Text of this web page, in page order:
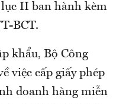
II ban hành kèm
BCT.
khẩu, Bộ Công
việc cấp giấy phép
doanh hàng miễn